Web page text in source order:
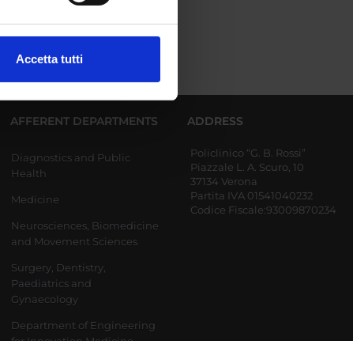
Accetta tutti
AFFERENT DEPARTMENTS
Diagnostics and Public
Health
Medicine
Neurosciences, Biomedicine
and Movement Sciences
Surgery, Dentistry,
Paediatrics and
Gynaecology
Department of Engineering
ADDRESS
Policlinico “G. B. Rossi”
Piazzale L. A. Scuro, 10
37134 Verona
Partita IVA 01541040232
Codice Fiscale:93009870234